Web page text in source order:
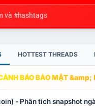
HOTTEST THREADS
BÁO BẢO MẬT &amp;
- Phân tích snapshot